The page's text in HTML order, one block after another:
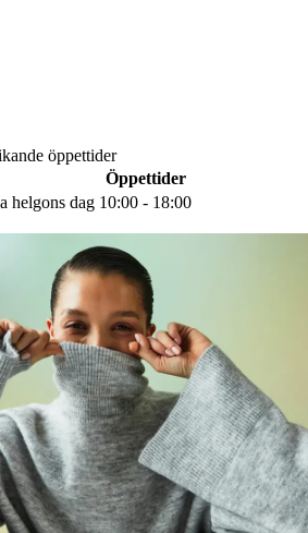
öppettider
Öppettider
helgons dag 10:00 - 18:00